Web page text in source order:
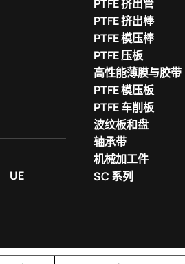
UE
PTFE 挤出管
PTFE 挤出棒
PTFE 模压棒
PTFE 压板
高性能薄膜与胶带
PTFE 模压板
PTFE 车削板
波纹板和盘
轴承带
机械加工件
SC 系列